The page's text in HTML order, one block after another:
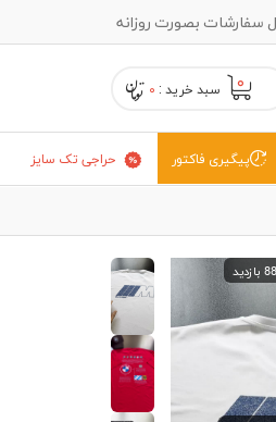
سفارشات بصورت روزانه
۰ سبد خرید : ۰
حراجی تک سایز پیگیری فاکتور